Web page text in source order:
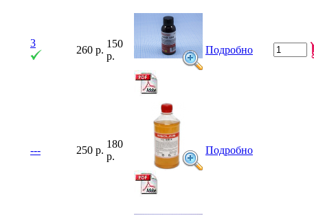
3
260 р.
150
р.
Подробно
--- 250 р.
180
р.
Подробно